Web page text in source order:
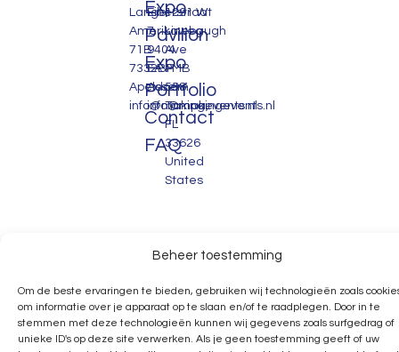
Beheer toestemming
Om de beste ervaringen te bieden, gebruiken wij technologieën zoals
om informatie over je apparaat op te slaan en/of te raadplegen. Door in te
stemmen met deze technologieën kunnen wij gegevens zoals surfgedrag of
unieke ID's op deze site verwerken. Als je geen toestemming geeft of uw
Lange
Amerikaweg
71B
7332BP
Apeldoorn
info@makingevents.nl
Eiberstraat
7
9404
EA
Assen
info@makingevents.nl
1291 W
Linebaugh
Ave
PMB
558.
Tampa,
FL
33626
United
States
Expo
Pavilion
Expo
Portfolio
Contact
FAQ